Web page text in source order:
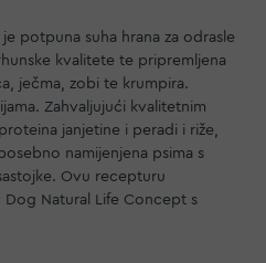
potpuna suha hrana za odrasle
kvalitete te pripremljena
ječma, zobi te krumpira.
Zahvaljujući kvalitetnim
janjetine i peradi i riže,
namijenjena psima s
Ovu recepturu
Dog Natural Life Concept s